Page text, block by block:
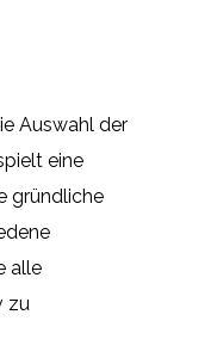
Auswahl der
eine
gründliche
alle
zu